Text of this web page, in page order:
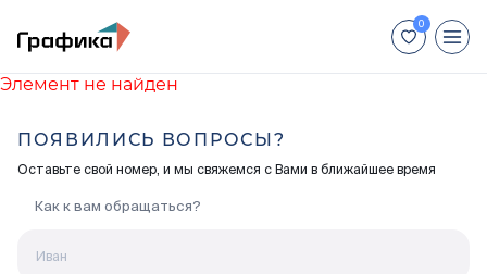
+7 (800) 551-04-70
Элемент не найден
ПОЯВИЛИСЬ ВОПРОСЫ?
Оставьте свой номер, и мы свяжемся с Вами в ближайшее время
Как к вам обращаться?